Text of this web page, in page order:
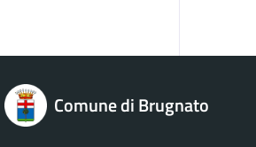
Comune di Brugnato